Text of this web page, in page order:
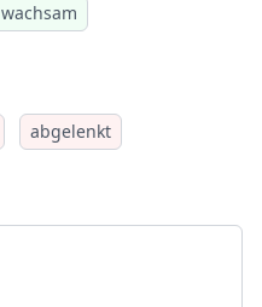
wachsam
abgelenkt